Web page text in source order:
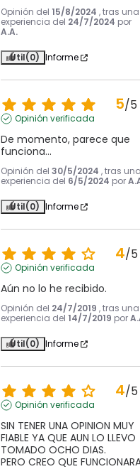
Opinión del 15/8/2024 , tras una
experiencia del 24/7/2024 por
A.A.
Útil(0) Informe
5/5
Opinión verificada
De momento, parece que
funciona...
Opinión del 30/5/2024 , tras
experiencia del 6/5/2024 por
Útil(0) Informe
4/5
Opinión verificada
Aún no lo he recibido.
Opinión del 24/7/2019 , tras una
experiencia del 14/7/2019 por
Útil(0) Informe
4/5
Opinión verificada
SIN TENER UNA OPINION MUY
FIABLE YA QUE AUN LO LLEVO
TOMADO OCHO DIAS.
PERO CREO QUE